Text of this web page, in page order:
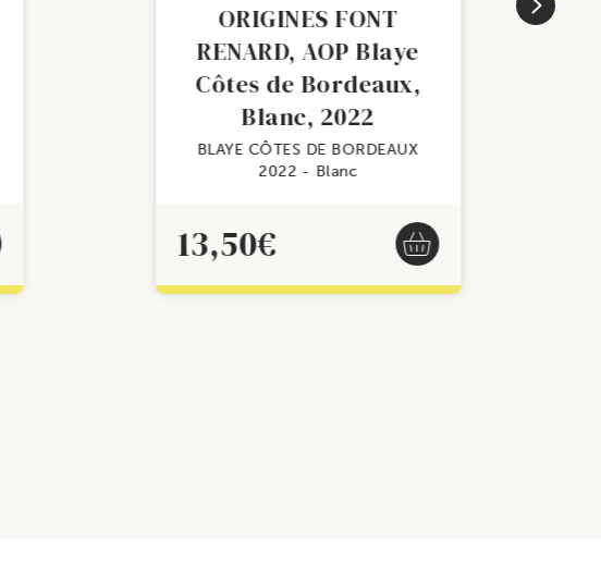
ORIGINES FONT
RENARD, AOP Blaye
Côtes de Bordeaux,
Blanc, 2022
BLAYE CÔTES DE BORDEAUX
2022
Blanc
13,50€